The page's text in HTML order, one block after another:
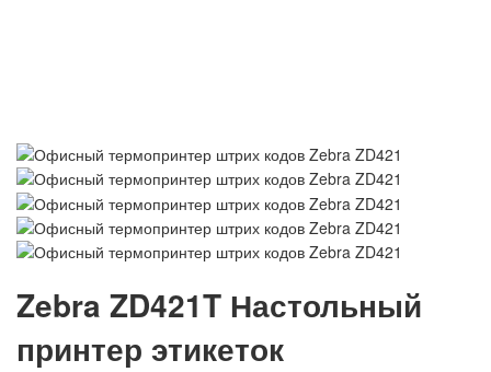
Zebra ZD421T Настольный
принтер этикеток